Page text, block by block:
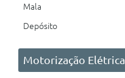
Mala
Depósito
Motorização Elétrica